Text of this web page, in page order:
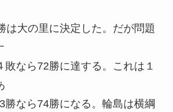
は大の里に決定した。だが問題
敗なら72勝に達する。これは１
勝なら74勝になる。輪島は横綱